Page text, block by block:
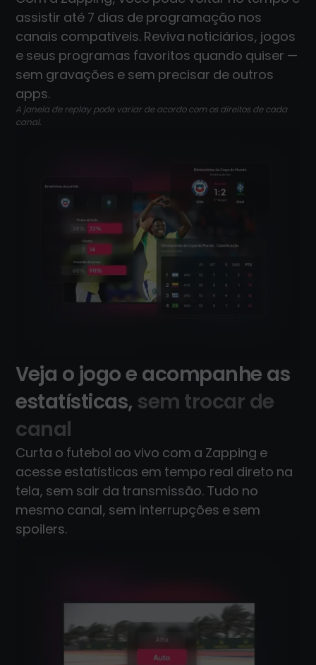
assistir até 7 dias de programação nos
canais compatíveis. Reviva noticiários, jogos
e seus programas favoritos quando quiser —
sem gravações e sem precisar de outros
apps.
A janela de replay pode variar de acordo com os direitos de cada
canal.
Veja o jogo e acompanhe as
estatísticas, sem trocar de
canal
Curta o futebol ao vivo com a Zapping e
acesse estatísticas em tempo real direto na
tela, sem sair da transmissão. Tudo no
mesmo canal, sem interrupções e sem
spoilers.